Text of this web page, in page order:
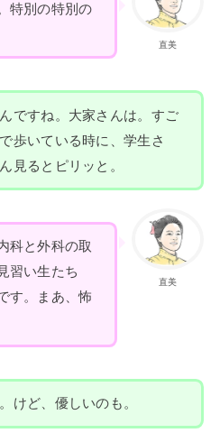
直美
特別の特別の
ですね。大家さんは。すご
歩いている時に、学生さ
見るとピリッと。
直美
科と外科の取
習い生たち
す。まあ、怖
けど、優しいのも。